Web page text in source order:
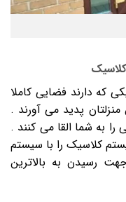
که دارند فضایی کاملا
پدید می آورند .
به شما القا می کنند .
کلاسیک را با سیستم
رسیدن به بالاترین